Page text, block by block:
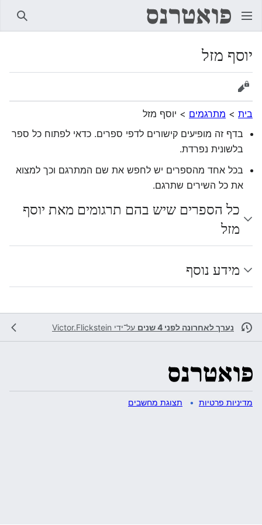
יוסף מזל
הצגת מקור
בית > מתרגמים > יוסף מזל
בדף זה מופיעים קישורים לדפי ספרים. כדאי לפתוח כל ספר
בלשונית נפרדת.
בכל אחד מהספרים יש לחפש את שם המתרגם וכך למצוא
את כל השירים שתרגם.
כל הספרים שיש בהם תרגומים מאת יוסף
מזל
מידע נוסף
נערך לאחרונה לפני 4 שנים על־ידי Victor.Flickstein
מדיניות פרטיות תצוגת מחשבים